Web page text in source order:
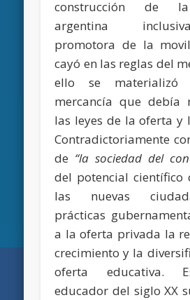
construcción de
argentina
promotora de la
cayó en las reglas del
ello se materializó
mercancía que debía
las leyes de la oferta y
Contradictoriamente
de “la sociedad del
del potencial científico
las nuevas
prácticas
a la oferta privada la
crecimiento y la
oferta educativa.
educador del siglo XX